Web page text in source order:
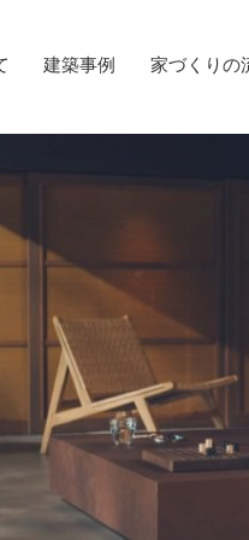
建築事例 家づくりの